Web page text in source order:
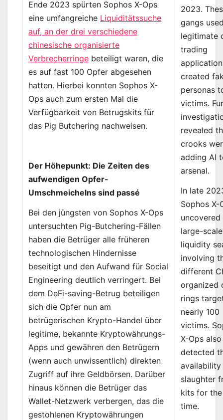
Ende 2023 spürten Sophos X-Ops
eine umfangreiche Liquiditätssuche
auf, an der drei verschiedene
chinesische organisierte
Verbrecherringe beteiligt waren, die
es auf fast 100 Opfer abgesehen
hatten. Hierbei konnten Sophos X-
Ops auch zum ersten Mal die
Verfügbarkeit von Betrugskits für
das Pig Butchering nachweisen.
Der Höhepunkt: Die Zeiten des
aufwendigen Opfer-
Umschmeichelns sind passé
Bei den jüngsten von Sophos X-Ops
untersuchten Pig-Butchering-Fällen
haben die Betrüger alle früheren
technologischen Hindernisse
beseitigt und den Aufwand für Social
Engineering deutlich verringert. Bei
dem DeFi-saving-Betrug beteiligen
sich die Opfer nun am
betrügerischen Krypto-Handel über
legitime, bekannte Kryptowährungs-
Apps und gewähren den Betrügern
(wenn auch unwissentlich) direkten
Zugriff auf ihre Geldbörsen. Darüber
hinaus können die Betrüger das
Wallet-Netzwerk verbergen, das die
gestohlenen Kryptowährungen
2023.
gangs
legitimate
trading
created
personas
victims.
revealed
crooks
adding AI
arsenal.
In late
Sophos X-
uncovered
large-scale
liquidity
involving
different
organized
rings
nearly 100
victims.
X-Ops also
detected
slaughter
kits for
time.